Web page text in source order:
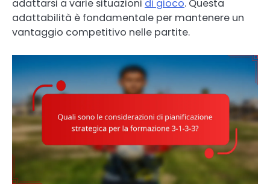
adattarsi a varie situazioni di gioco. Questa
adattabilità è fondamentale per mantenere un
vantaggio competitivo nelle partite.